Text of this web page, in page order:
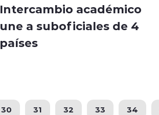
Intercambio académico
une a suboficiales de 4
países
30 31 32 33 34